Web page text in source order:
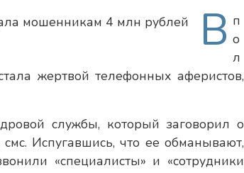
В п
о
л
жертвой телефонных аферистов,
службы, который заговорил о
Испугавшись, что ее обманывают,
«специалисты» и «сотрудники